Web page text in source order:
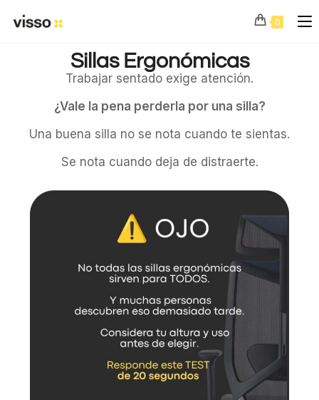
0
Sillas Ergonómicas
Trabajar sentado exige atención.
¿Vale la pena perderla por una silla?
Una buena silla no se nota cuando te sientas.
Se nota cuando deja de distraerte.